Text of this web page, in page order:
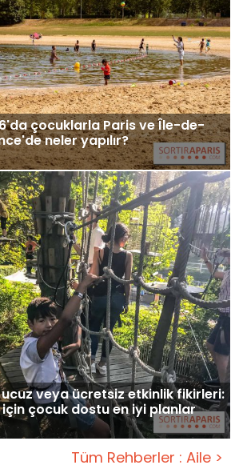
çocuklarla Paris ve Île-de-
neler yapılır?
veya ücretsiz etkinlik fikirleri:
çocuk dostu en iyi planlar
Tüm Rehberler : Aile >